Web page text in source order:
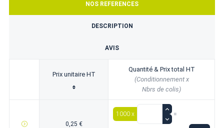
NOS REFERENCES
DESCRIPTION
AVIS
Prix unitaire HT
Quantité & Prix total HT
(Conditionnement x
Nbrs de colis)
0,25 €
1000 x =